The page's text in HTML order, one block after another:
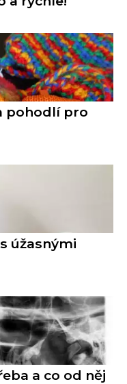
pohodlí pro
úžasnými
a co od něj